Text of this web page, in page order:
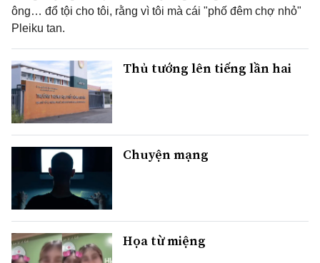
ông… đổ tội cho tôi, rằng vì tôi mà cái "phố đêm chợ nhỏ"
Pleiku tan.
Thủ tướng lên tiếng lần hai
Chuyện mạng
Họa từ miệng